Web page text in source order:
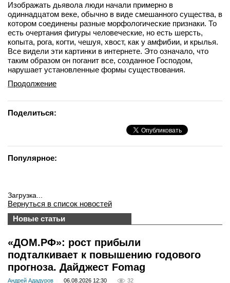
Изображать дьявола люди начали примерно в
одиннадцатом веке, обычно в виде смешанного существа, в
котором соединены разные морфологические признаки. То
есть очертания фигуры человеческие, но есть шерсть,
копыта, рога, когти, чешуя, хвост, как у амфибии, и крылья.
Все видели эти картинки в интернете. Это означало, что
таким образом он поганит все, созданное Господом,
нарушает установленные формы существования.
Продолжение
Поделиться:
Популярное:
Загрузка...
Вернуться в список новостей
Новые статьи
«ДОМ.РФ»: рост прибыли
подталкивает к повышению годового
прогноза. Дайджест Fomag
Андрей Ададуров 06.08.2026 12:30 32